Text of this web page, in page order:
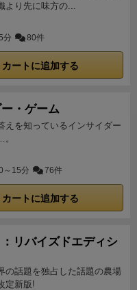
な位置にある弾丸を排除で
、2APかかるが星弾なら実
の1個の排除で命がつながる
ない。そう、弱くはない。
地味というだけだ。星弾排
能力：弾丸がヒットする
ヒットする弾丸を代わりに
支払って襲来バッグにあ
してターンの序盤は最低限
がければ能力を最大限発揮
イに直接戻すアクションも
があるとすると、ユニーク
の能力で、弾幕中の弾丸の
より先に味方の...
分 80件
ートに追加する
・ゲーム
えを知っているインサイダー
～15分 76件
ートに追加する
リバイズドエディシ
の話題を独占した話題の農場
定新版!